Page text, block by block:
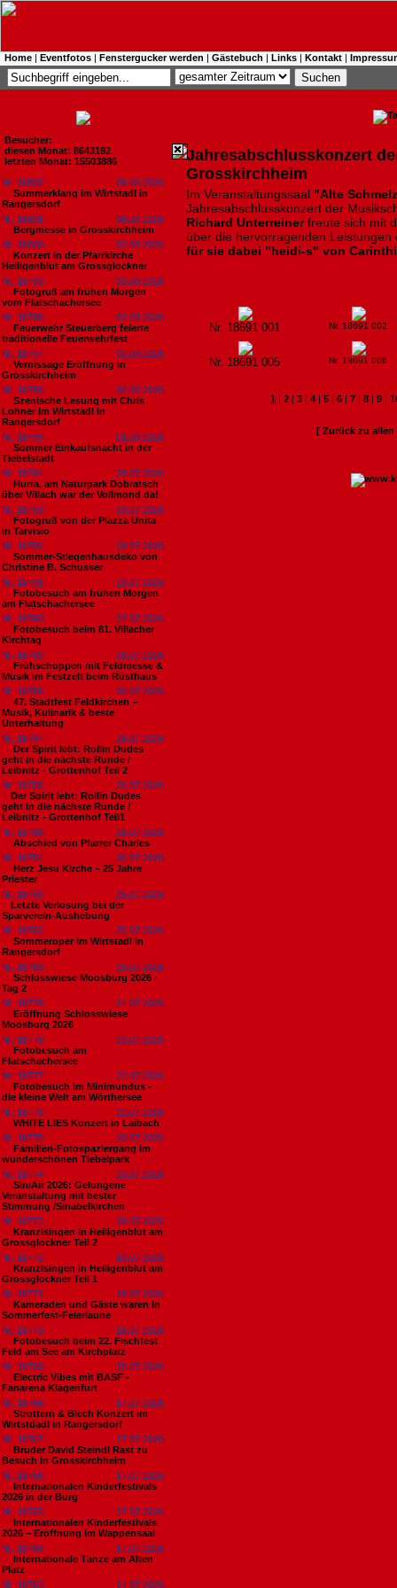
Home | Eventfotos | Fenstergucker werden | Gästebuch | Links | Kontakt |
Besucher:
diesen Monat: 8643192
letzten Monat: 15503886
Nr. 18802
08.08.2026
Summerklang im Wirtstadl in
Rangersdorf
Nr. 18801
06.08.2026
Bergmesse in Grosskirchheim
Nr. 18800
03.08.2026
Konzert in der Pfarrkirche
Heiligenblut am Grossglockner
Nr. 18799
03.08.2026
Fotogruß am frühen Morgen
vom Flatschachersee
Nr. 18798
02.08.2026
Feuerwehr Steuerberg feierte
traditionelle Feuerwehrfest
Nr. 18797
02.08.2026
Vernissage Eröffnung in
Grosskirchheim
Nr. 18796
02.08.2026
Szenische Lesung mit Chris
Lohner im Wirtstadl in
Rangersdorf
Nr. 18795
01.08.2026
Sommer Einkaufsnacht in der
Tiebelstadt
Nr. 18794
29.07.2026
Hurra, am Naturpark Dobratsch
über Villach war der Vollmond da!
Nr. 18793
29.07.2026
Fotogruß von der Piazza Unita
in Tarvisio
Nr. 18792
29.07.2026
Sommer-Stiegenhausdeko von
Christine B. Schusser
Nr. 18791
29.07.2026
Fotobesuch am frühen Morgen
am Flatschachersee
Nr. 18790
27.07.2026
Fotobesuch beim 81. Villacher
Kirchtag
Nr. 18789
26.07.2026
Frühschoppen mit Feldmesse &
Musik im Festzelt beim Rüsthaus
Nr. 18788
26.07.2026
47. Stadtfest Feldkirchen –
Musik, Kulinarik & beste
Unterhaltung
Nr. 18787
26.07.2026
Der Spirit lebt: Rollin Dudes
geht in die nächste Runde /
Leibnitz - Grottenhof Teil 2
Nr. 18786
26.07.2026
​Der Spirit lebt: Rollin Dudes
geht in die nächste Runde /
Leibnitz - Grottenhof Teil1
Nr. 18785
26.07.2026
Abschied von Pfarrer Charles
Nr. 18784
26.07.2026
Herz Jesu Kirche – 25 Jahre
Priester
Nr. 18783
25.07.2026
​Letzte Verlosung bei der
Sparverein-Aushebung
Nr. 18782
25.07.2026
Sommeroper im Wirtstadl in
Rangersdorf
Nr. 18780
25.07.2026
Schlosswiese Moosburg 2026 -
Tag 2
Nr. 18779
24.07.2026
Eröffnung Schlosswiese
Moosburg 2026
Nr. 18778
23.07.2026
Fotobesuch am
Flatschachersee
Nr. 18777
23.07.2026
Fotobesuch im Minimundus -
die kleine Welt am Wörthersee
Nr. 18776
22.07.2026
WHITE LIES Konzert in Laibach
Nr. 18775
20.07.2026
Familien-Fotospaziergang im
wunderschönen Tiebelpark
Nr. 18774
20.07.2026
SiniAir 2026: Gelungene
Veranstaltung mit bester
Stimmung /Sinabelkirchen
Nr. 18773
19.07.2026
Kranzlsingen in Heiligenblut am
Grossglockner Teil 2
Nr. 18772
19.07.2026
Kranzlsingen in Heiligenblut am
Grossglockner Teil 1
Nr. 18771
19.07.2026
Kameraden und Gäste waren in
Sommerfest-Feierlaune
Nr. 18770
18.07.2026
Fotobesuch beim 22. Fischfest
Feld am See am Kirchplatz
Nr. 18769
18.07.2026
Electric Vibes mit BASF -
Fanarena Klagenfurt
Nr. 18768
17.07.2026
Strottern & Blech Konzert im
Wirtstdadl in Rangersdorf
Nr. 18767
17.07.2026
Bruder David Steindl Rast zu
Besuch in Grosskirchheim
Nr. 18766
17.07.2026
Internationalen Kinderfestivals
2026 in der Burg
Nr. 18765
17.07.2026
Internationalen Kinderfestivals
2026 – Eröffnung im Wappensaal
Nr. 18764
17.07.2026
Internationale Tänze am Alten
Platz
Nr. 18763
14.07.2026
Jahresabschlusskonzert
Grosskirchheim
Im Veranstaltungssaal "Alte
Jahresabschlusskonzert der
Richard Unterreinerfreute sich mit
über die hervorragenden Leistungen
für sie dabei "heidi-s" von
Nr. 18691 001 Nr. 18691 002
Nr. 18691 005 Nr. 18691 006
1 |2 |3 |4 |5 |6 |7 |8 |9 |
[ Zurück zu